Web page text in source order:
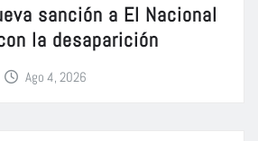
sanción a El Nacional
la desaparición
Ago 4, 2026